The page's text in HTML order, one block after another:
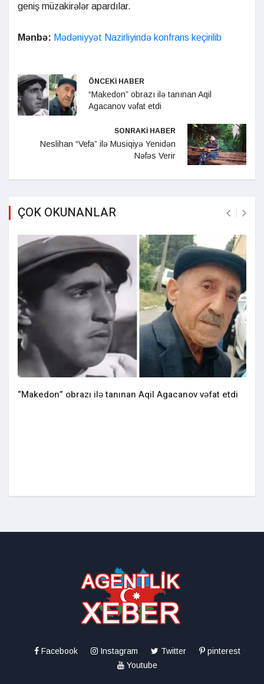
geniş müzakirələr apardılar.
Mənbə: Mədəniyyət Nazirliyində konfrans keçirilib
ÖNCEKİ HABER
“Makedon” obrazı ilə tanınan Aqil
Agacanov vəfat etdi
SONRAKİ HABER
Neslihan “Vefa” ilə Musiqiyə Yenidən
Nəfəs Verir
ÇOK OKUNANLAR
“Makedon” obrazı ilə tanınan Aqil Agacanov vəfat etdi
Facebook Instagram Twitter
pinterest
Youtube